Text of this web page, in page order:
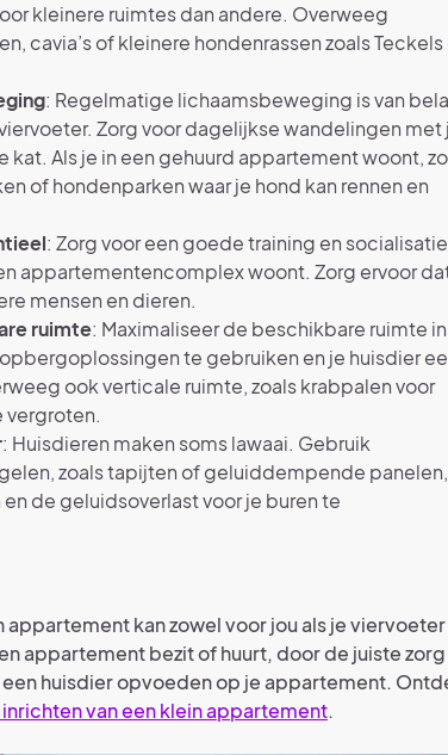
kleinere ruimtes dan andere. Overweeg
cavia’s of kleinere hondenrassen zoals
: Regelmatige lichaamsbeweging is van
Zorg voor dagelijkse wandelingen met
kat. Als je in een gehuurd appartement woont,
of hondenparken waar je hond kan rennen en
: Zorg voor een goede training en socialisatie
appartementencomplex woont. Zorg ervoor
mensen en dieren.
ruimte: Maximaliseer de beschikbare ruimte
te gebruiken en je huisdier
ook verticale ruimte, zoals krabpalen voor
vergroten.
: Huisdieren maken soms lawaai. Gebruik
zoals tapijten of geluiddempende panelen,
de geluidsoverlast voor je buren te
appartement kan zowel voor jou als je
appartement bezit of huurt, door de juiste
huisdier opvoeden op je appartement.
van een klein appartement.